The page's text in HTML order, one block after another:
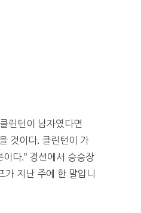
린턴이 남자였다면
것이다. 클린턴이 가
이다.” 경선에서 승승장
가 지난 주에 한 말입니